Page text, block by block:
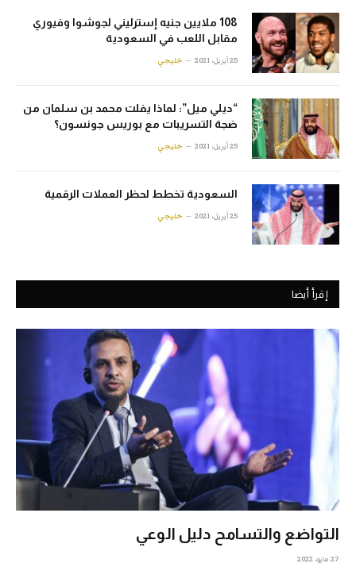
108 ملايين جنيه إسترليني لجوشوا وفيوري
مقابل اللعب في السعودية
25 أبريل، 2021 خليجي
“ديلي ميل”: لماذا يفلت محمد بن سلمان من
ضجة التسريبات مع بوريس جونسون؟
25 أبريل، 2021 خليجي
السعودية تخطط لحظر العملات الرقمية
25 أبريل، 2021 خليجي
إقرأ أيضا
التواضع والتسامح دليل الوعي
27 مايو، 2022